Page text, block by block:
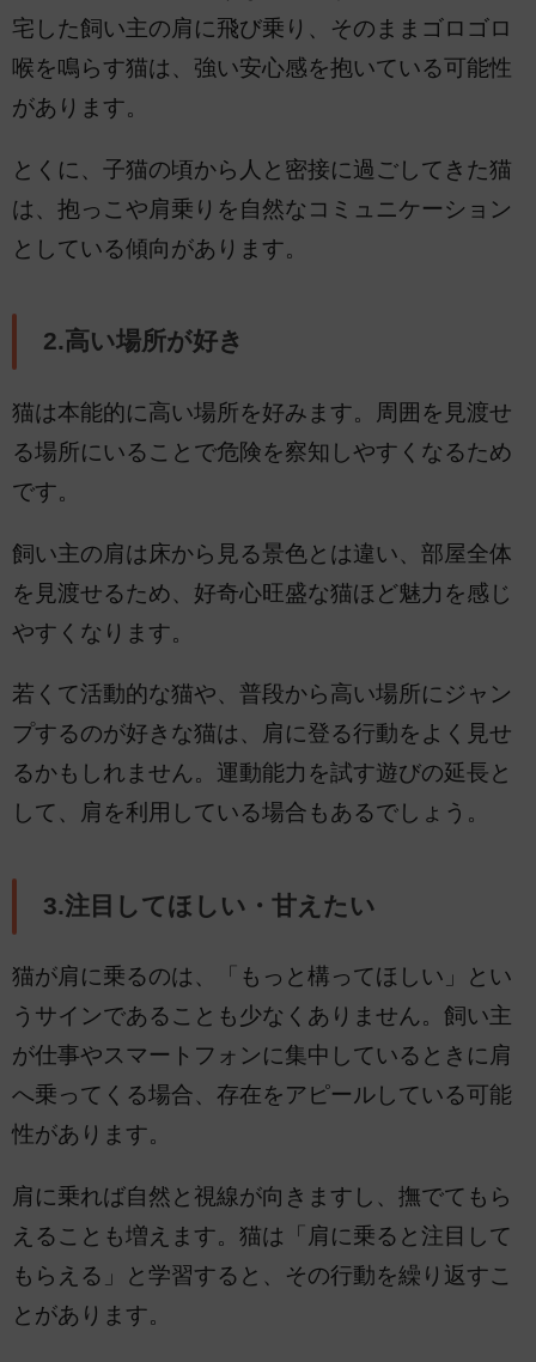
宅した飼い主の肩に飛び乗り、そのままゴロゴロ
喉を鳴らす猫は、強い安心感を抱いている可能性
があります。
とくに、子猫の頃から人と密接に過ごしてきた猫
は、抱っこや肩乗りを自然なコミュニケーション
としている傾向があります。
2.高い場所が好き
猫は本能的に高い場所を好みます。周囲を見渡せ
る場所にいることで危険を察知しやすくなるため
です。
飼い主の肩は床から見る景色とは違い、部屋全体
を見渡せるため、好奇心旺盛な猫ほど魅力を感じ
やすくなります。
若くて活動的な猫や、普段から高い場所にジャン
プするのが好きな猫は、肩に登る行動をよく見せ
るかもしれません。運動能力を試す遊びの延長と
して、肩を利用している場合もあるでしょう。
3.注目してほしい・甘えたい
猫が肩に乗るのは、「もっと構ってほしい」とい
うサインであることも少なくありません。飼い主
が仕事やスマートフォンに集中しているときに肩
へ乗ってくる場合、存在をアピールしている可能
性があります。
肩に乗れば自然と視線が向きますし、撫でてもら
えることも増えます。猫は「肩に乗ると注目して
もらえる」と学習すると、その行動を繰り返すこ
とがあります。